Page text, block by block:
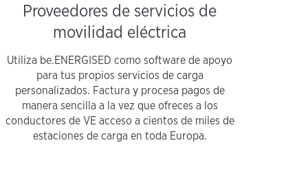
Proveedores de servicios de
movilidad eléctrica
Utiliza be.ENERGISED como software de apoyo
para tus propios servicios de carga
personalizados. Factura y procesa pagos de
manera sencilla a la vez que ofreces a los
conductores de VE acceso a cientos de miles de
estaciones de carga en toda Europa.